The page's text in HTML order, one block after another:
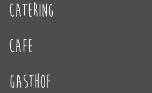
Catering
Cafe
Gasthof